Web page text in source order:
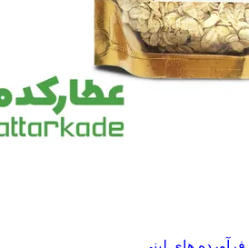
سبزی و میوه های خشک